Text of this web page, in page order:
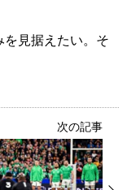
見据えたい。そ
次の記事